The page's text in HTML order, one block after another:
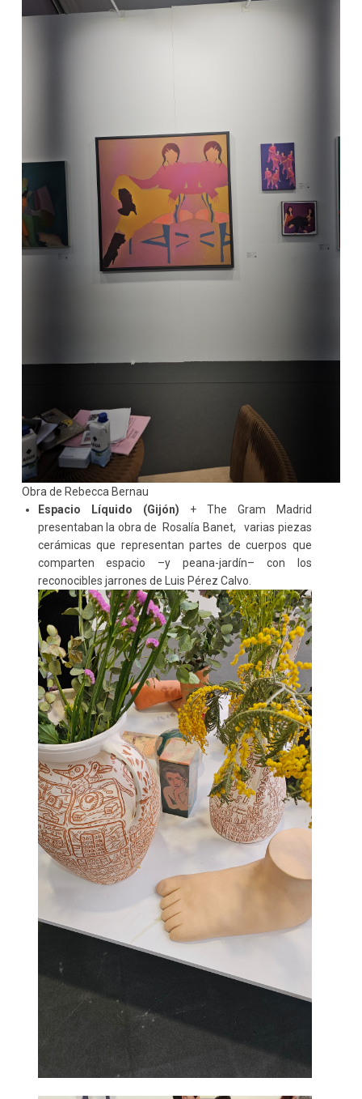
Obra de Rebecca Bernau
Espacio Líquido (Gijón) + The Gram Madrid
presentaban la obra de Rosalía Banet,
varias piezas
cerámicas que representan partes de cuerpos que
comparten espacio –y peana-jardín– con los
reconocibles jarrones de Luis Pérez Calvo.